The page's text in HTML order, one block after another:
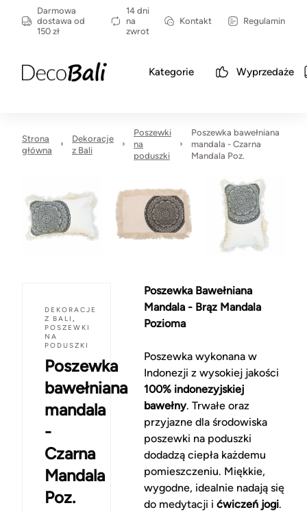
Darmowa
dostawa od
150 zł
14 dni
na
zwrot
Kontakt Regulamin
Kategorie Wyprzedaże
Strona
główna
Dekoracje
z Bali
Poszewki
na
poduszki
Poszewka bawełniana
mandala - Czarna
Mandala Poz.
DEKORACJE
Z BALI ,
POSZEWKI
NA
PODUSZKI
Poszewka
bawełniana
mandala
-
Czarna
Mandala
Poz.
Poszewka Bawełniana
Mandala - Brąz Mandala
Pozioma
Poszewka wykonana w
Indonezji z wysokiej jakości
100% indonezyjskiej
bawełny. Trwałe oraz
przyjazne dla środowiska
poszewki na poduszki
dodadzą ciepła każdemu
pomieszczeniu. Miękkie,
wygodne, idealnie nadają się
do medytacji i ćwiczeń jogi.